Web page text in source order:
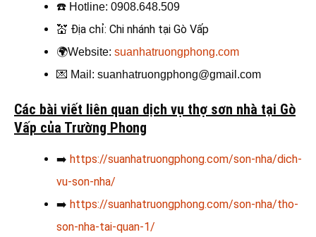
☎️ Hotline: 0908.648.509
💒 Địa chỉ: Chi nhánh tại Gò Vấp
🌍Website: suanhatruongphong.com
💌 Mail: suanhatruongphong@gmail.com
Các bài viết liên quan dịch vụ thợ sơn nhà tại Gò
Vấp của Trường Phong
➡️ https://suanhatruongphong.com/son-nha/dich-
vu-son-nha/
➡️ https://suanhatruongphong.com/son-nha/tho-
son-nha-tai-quan-1/